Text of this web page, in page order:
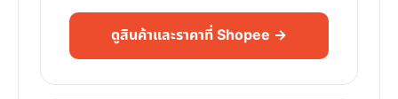
ดูสินค้าและราคาที่ Shopee →